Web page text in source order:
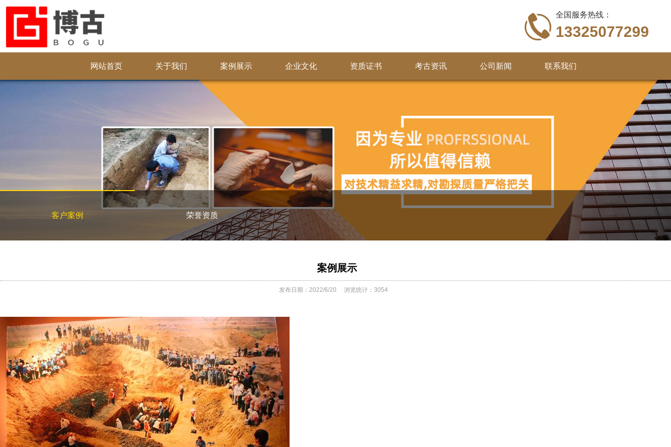
全国服务热线：
13325077299
网站首页 关于我们 案例展示 企业文化 资质证书 考古资讯 公司新闻 联系我们
客户案例 荣誉资质
案例展示
发布日期：2022/6/20 浏览统计：3054